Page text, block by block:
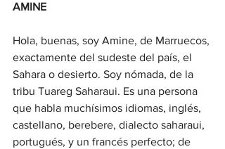
AMINE
Hola, buenas, soy Amine, de Marruecos,
exactamente del sudeste del país, el
Sahara o desierto. Soy nómada, de la
tribu Tuareg Saharaui. Es una persona
que habla muchísimos idiomas, inglés,
castellano, berebere, dialecto saharaui,
portugués, y un francés perfecto; de